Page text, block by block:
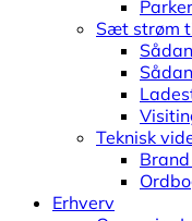
Sæt strøm
Teknisk
Erhverv